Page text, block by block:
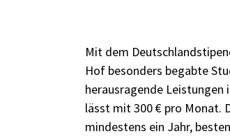
Mit dem
Hof besonders begabte
herausragende
lässt mit 300 € pro Monat.
mindestens ein Jahr,